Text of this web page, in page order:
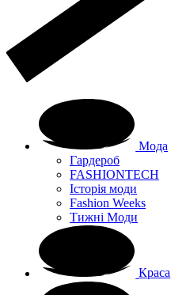
Мода
Гардероб
FASHIONTECH
Історія моди
Fashion Weeks
Тижні Моди
Краса